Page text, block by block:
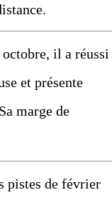
il a réussi
et présente
marge de
pistes de février